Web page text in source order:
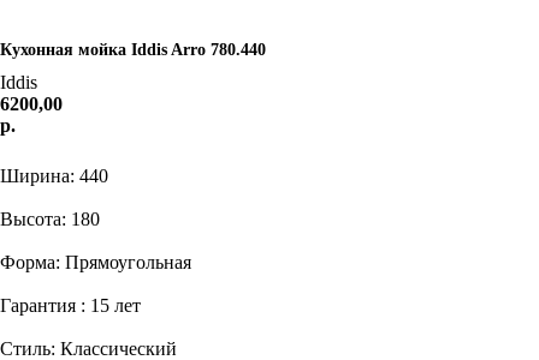
Кухонная мойка Iddis Arro 780.440
Iddis
6200,00
р.
Ширина: 440
Высота: 180
Форма: Прямоугольная
Гарантия : 15 лет
Стиль: Классический